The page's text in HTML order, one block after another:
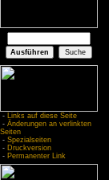
- Links auf diese Seite
- Änderungen an verlinkten
Seiten
- Spezialseiten
- Druckversion
- Permanenter Link